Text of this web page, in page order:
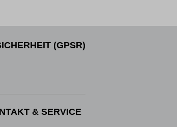
(GPSR)
& SERVICE